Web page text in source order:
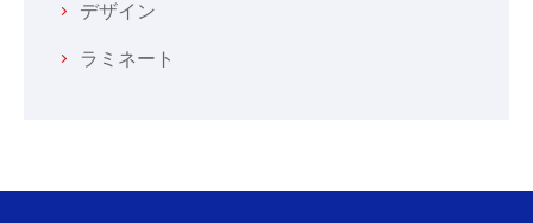
デザイン
ラミネート